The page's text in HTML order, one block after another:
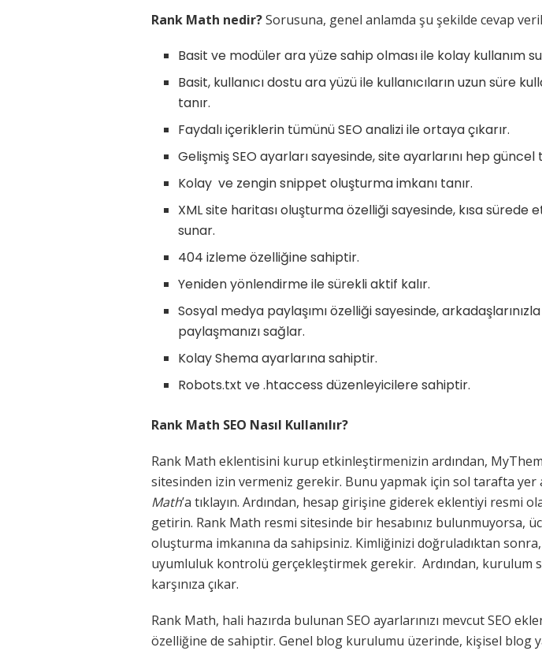
Rank Math nedir?Sorusuna, genel anlamda şu şekilde cevap
Basit ve modüler ara yüze sahip olması ile kolay kullanım
Basit, kullanıcı dostu ara yüzü ile kullanıcıların uzun süre
tanır.
Faydalı içeriklerin tümünü SEO analizi ile ortaya çıkarır.
Gelişmiş SEO ayarları sayesinde, site ayarlarını hep güncel
Kolay ve zengin snippet oluşturma imkanı tanır.
XML site haritası oluşturma özelliği sayesinde, kısa sürede
sunar.
404 izleme özelliğine sahiptir.
Yeniden yönlendirme ile sürekli aktif kalır.
Sosyal medya paylaşımı özelliği sayesinde,
paylaşmanızı sağlar.
Kolay Shema ayarlarına sahiptir.
Robots.txt ve .htaccess düzenleyicilere sahiptir.
Rank Math SEO Nasıl Kullanılır?
Rank Math eklentisini kurup etkinleştirmenizin ardından,
sitesinden izin vermeniz gerekir. Bunu yapmak için sol tarafta yer
Math’a tıklayın. Ardından, hesap girişine giderek eklentiyi resmi
getirin. Rank Math resmi sitesinde bir hesabınız bulunmuyorsa,
oluşturma imkanına da sahipsiniz. Kimliğinizi doğruladıktan
uyumluluk kontrolü gerçekleştirmek gerekir. Ardından, kurulum
karşınıza çıkar.
Rank Math, hali hazırda bulunan SEO ayarlarınızı mevcut SEO
özelliğine de sahiptir. Genel blog kurulumu üzerinde, kişisel blog